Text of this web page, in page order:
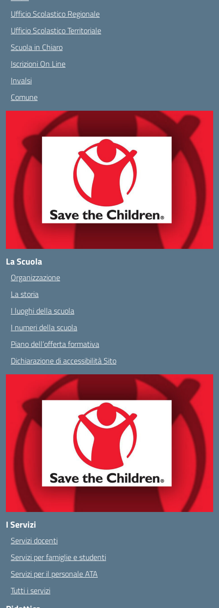
Ufficio Scolastico Regionale
Ufficio Scolastico Territoriale
Scuola in Chiaro
Iscrizioni On Line
Invalsi
Comune
La Scuola
Organizzazione
La storia
I luoghi della scuola
I numeri della scuola
Piano dell’offerta formativa
Dichiarazione di accessibilità Sito
I Servizi
Servizi docenti
Servizi per famiglie e studenti
Servizi per il personale ATA
Tutti i servizi